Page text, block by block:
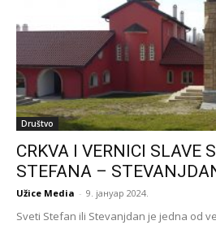
Društvo
CRKVA I VERNICI SLAVE
STEFANA –
Užice Media - 9. јануар 2024.
Sveti Stefan ili Stevanjdan je jedna od